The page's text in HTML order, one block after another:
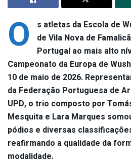
O
s atletas da Escola de
de Vila Nova de
Portugal ao mais alto
Campeonato da Europa de
10 de maio de 2026.
da Federação Portuguesa de
UPD, o trio composto por
Mesquita e Lara Marques
pódios e diversas
reafirmando a qualidade da
modalidade.